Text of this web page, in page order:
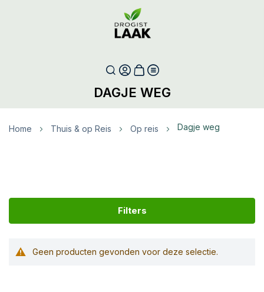
DAGJE WEG
Home Thuis & op Reis Op reis Dagje weg
Filters
Geen producten gevonden voor deze selectie.